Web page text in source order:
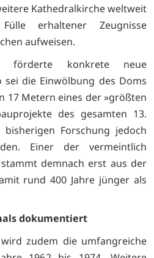
Kathedralkirche weltweit
erhaltener Zeugnisse
aufweisen.
förderte konkrete neue
sei die Einwölbung des Doms
17 Metern eines der »größten
des gesamten 13.
Forschung jedoch
Einer der vermeintlich
demnach erst aus der
rund 400 Jahre jünger als
dokumentiert
zudem die umfangreiche